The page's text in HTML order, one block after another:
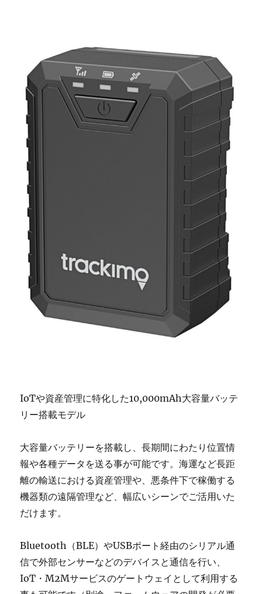
IoTや資産管理に特化した10,000mAh大容量バッテ
リー搭載モデル
大容量バッテリーを搭載し、長期間にわたり位置情
報や各種データを送る事が可能です。海運など長距
離の輸送における資産管理や、悪条件下で稼働する
機器類の遠隔管理など、幅広いシーンでご活用いた
だけます。
Bluetooth（BLE）やUSBポート経由のシリアル通
信で外部センサーなどのデバイスと通信を行い、
IoT・M2Mサービスのゲートウェイとして利用する